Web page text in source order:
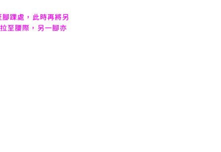
踝處，此時再將另
至腰際，另一腳亦